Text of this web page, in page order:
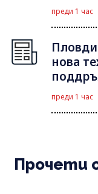
преди 1 час
нова
преди 1 час
Прочети